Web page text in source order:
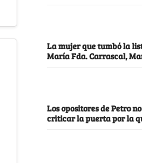
La mujer que tumbó la
María Fda. Carrascal,
Los opositores de Petro
criticar la puerta por la